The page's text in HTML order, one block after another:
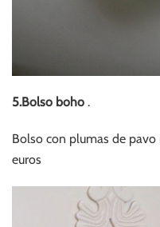
5.Bolso boho .
Bolso con plumas de
euros